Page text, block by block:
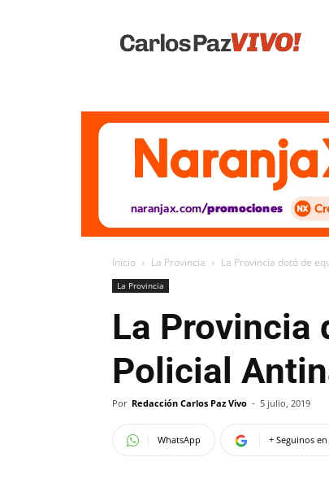
Vivo
Inicio La Provincia La Provincia dotó de
La Provincia
La Provincia
Policial
Por Redacción Carlos Paz Vivo - 5 julio, 2019
WhatsApp + Seguinos